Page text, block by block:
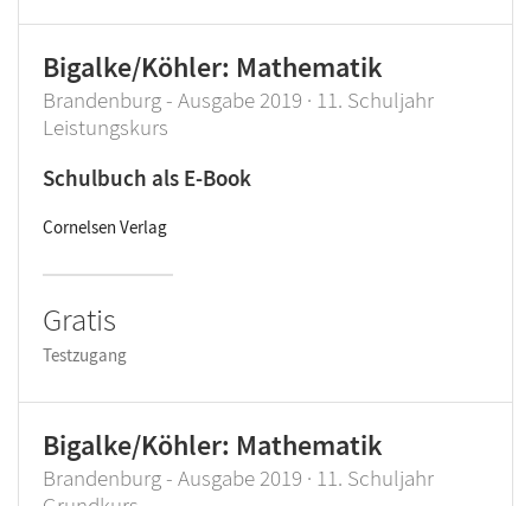
Bigalke/Köhler: Mathematik
Brandenburg - Ausgabe 2019 · 11. Schuljahr
Leistungskurs
Schulbuch als E-Book
Cornelsen Verlag
Gratis
Testzugang
Bigalke/Köhler: Mathematik
Brandenburg - Ausgabe 2019 · 11. Schuljahr